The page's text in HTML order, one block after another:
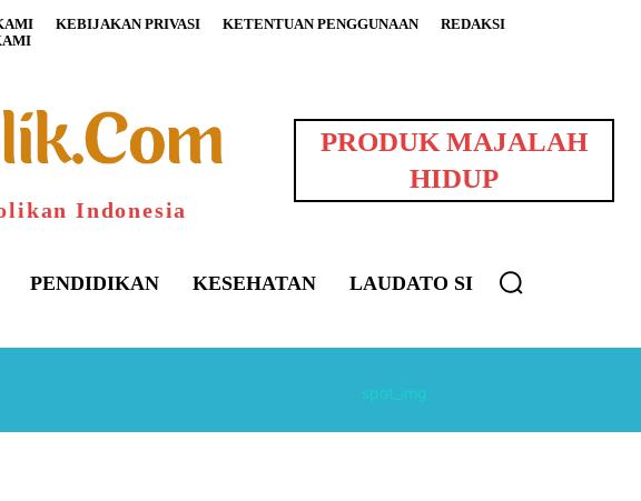
KEBIJAKAN PRIVASI KETENTUAN PENGGUNAAN
REDAKSI
Indonesia
PRODUK MAJALAH
HIDUP
PENDIDIKAN KESEHATAN LAUDATO SI